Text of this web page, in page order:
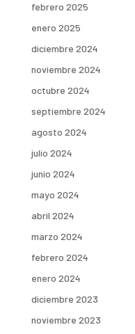
febrero 2025
enero 2025
diciembre 2024
noviembre 2024
octubre 2024
septiembre 2024
agosto 2024
julio 2024
junio 2024
mayo 2024
abril 2024
marzo 2024
febrero 2024
enero 2024
diciembre 2023
noviembre 2023